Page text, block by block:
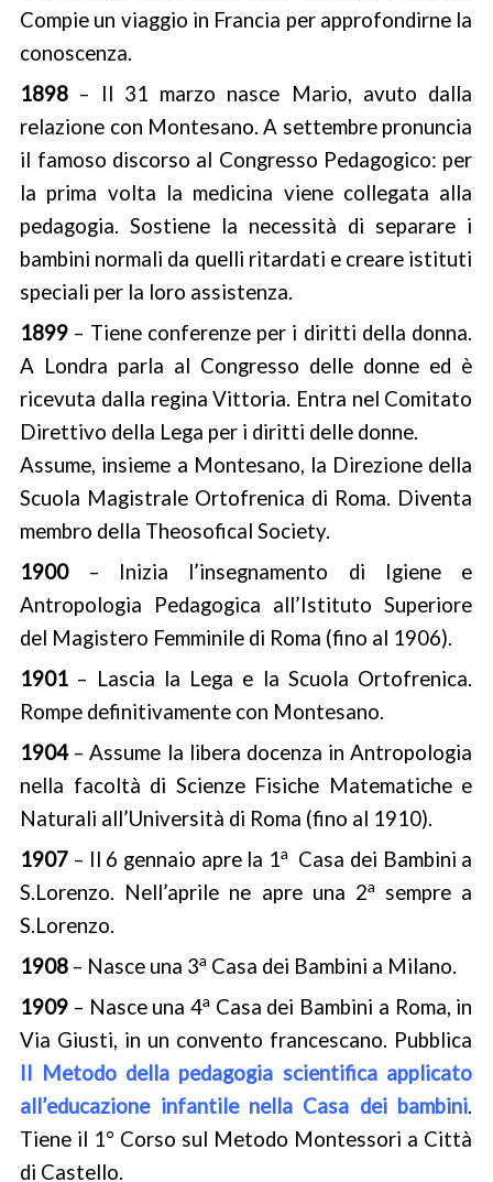
Compie un viaggio in Francia per approfondirne la
conoscenza.
1898 – Il 31 marzo nasce Mario, avuto dalla
relazione con Montesano. A settembre pronuncia
il famoso discorso al Congresso Pedagogico: per
la prima volta la medicina viene collegata alla
pedagogia. Sostiene la necessità di separare i
bambini normali da quelli ritardati e creare istituti
speciali per la loro assistenza.
1899 – Tiene conferenze per i diritti della donna.
A Londra parla al Congresso delle donne ed è
ricevuta dalla regina Vittoria. Entra nel Comitato
Direttivo della Lega per i diritti delle donne.
Assume, insieme a Montesano, la Direzione della
Scuola Magistrale Ortofrenica di Roma. Diventa
membro della Theosofical Society.
1900– Inizia l’insegnamento di Igiene e
Antropologia Pedagogica all’Istituto Superiore
del Magistero Femminile di Roma (fino al 1906).
1901 – Lascia la Lega e la Scuola Ortofrenica.
Rompe definitivamente con Montesano.
1904– Assume la libera docenza in Antropologia
nella facoltà di Scienze Fisiche Matematiche e
Naturali all’Università di Roma (fino al 1910).
1907 – Il 6 gennaio apre la 1a
Casa dei Bambini a
S.Lorenzo. Nell’aprile ne apre una 2a
sempre a
S.Lorenzo.
1908 – Nasce una 3a Casa dei Bambini a Milano.
1909 – Nasce una 4a Casa dei Bambini a Roma, in
Via Giusti, in un convento francescano. Pubblica
Il Metodo della pedagogia scientifica applicato
all’educazione infantile nella Casa dei bambini.
Tiene il 1° Corso sul Metodo Montessori a Città
di Castello.